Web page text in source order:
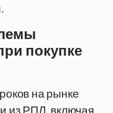
покупке
на рынке